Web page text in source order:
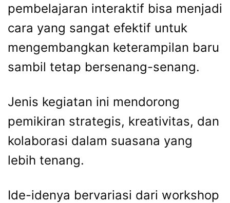
pembelajaran interaktif bisa menjadi
cara yang sangat efektif untuk
mengembangkan keterampilan baru
sambil tetap bersenang-senang.
Jenis kegiatan ini mendorong
pemikiran strategis, kreativitas, dan
kolaborasi dalam suasana yang
lebih tenang.
Ide-idenya bervariasi dari workshop